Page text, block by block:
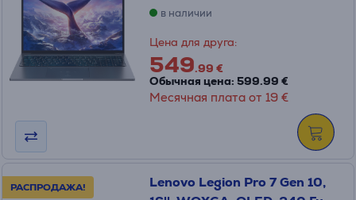
в наличии
Цена для друга:
549.99 €
Обычная цена: 599.99 €
Месячная плата от 19 €
РАСПРОДАЖА!
Lenovo Legion Pro 7 Gen 10,